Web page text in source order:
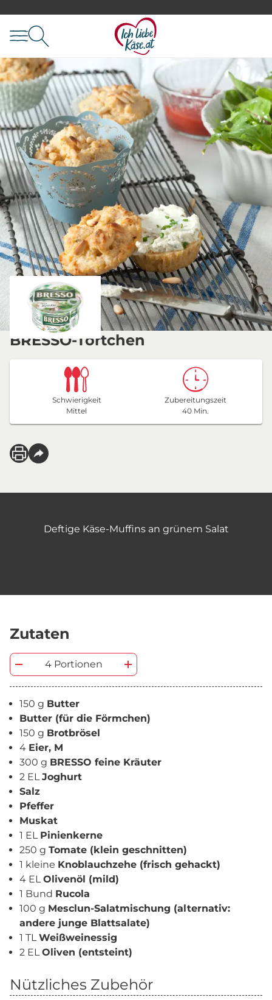
BRESSO-Törtchen
Schwierigkeit
Mittel
Zubereitungszeit
40 Min.
Deftige Käse-Muffins an grünem Salat
Zutaten
4 Portionen
150 g Butter
Butter (für die Förmchen)
150 g Brotbrösel
4 Eier, M
300 g BRESSO feine Kräuter
2 ELJoghurt
Salz
Pfeffer
Muskat
1 EL Pinienkerne
250 g Tomate (klein geschnitten)
1 kleine Knoblauchzehe (frisch gehackt)
4 ELOlivenöl (mild)
1 Bund Rucola
100 g Mesclun-Salatmischung (alternativ:
andere junge Blattsalate)
1 TLWeißweinessig
2 ELOliven (entsteint)
Nützliches Zubehör